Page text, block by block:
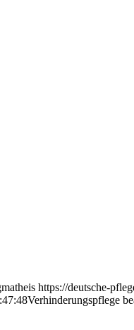
https://deutsche-
Verhinderungspflege